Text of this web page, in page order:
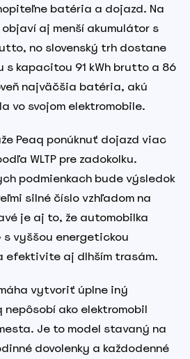
batéria a dojazd. Na
aj menší akumulátor s
no slovenský trh dostane
s kapacitou 91 kWh brutto a 86
najväčšia batéria, akú
vo svojom elektromobile.
Peaq ponúknuť dojazd viac
WLTP pre zadokolku.
podmienkach bude výsledok
silné číslo vzhľadom na
je aj to, že automobilka
s vyššou energetickou
efektivite aj dlhším trasám.
vytvoriť úplne iný
ako elektromobil
Je to model stavaný na
dovolenky a každodenné